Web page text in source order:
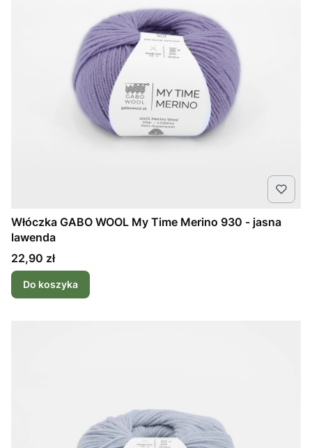
Włóczka GABO WOOL My Time Merino 930 - jasna
lawenda
Cena
22,90 zł
Do koszyka